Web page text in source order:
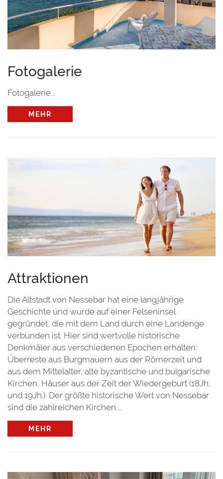
Fotogalerie
Fotogalerie...
MEHR
Attraktionen
Die Altstadt von Nessebar hat eine langjährige
Geschichte und wurde auf einer Felseninsel
gegründet, die mit dem Land durch eine Landenge
verbunden ist. Hier sind wertvolle historische
Denkmäler aus verschiedenen Epochen erhalten:
Überreste aus Burgmauern aus der Römerzeit und
aus dem Mittelalter, alte byzantische und bulgarische
Kirchen, Häuser aus der Zeit der Wiedergeburt (18Jh.
und 19Jh.). Der größte historische Wert von Nessebar
sind die zahlreichen Kirchen....
MEHR